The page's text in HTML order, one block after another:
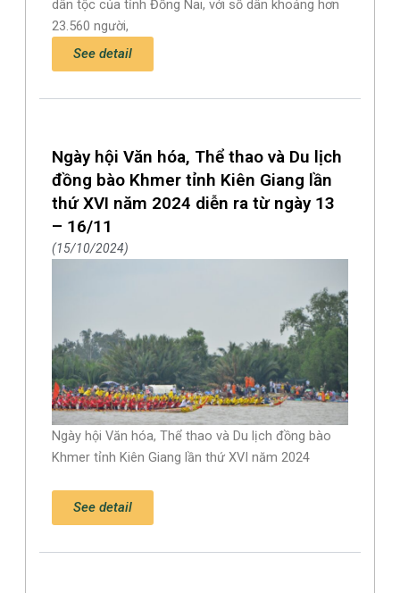
dân tộc của tỉnh Đồng Nai, với số dân khoảng hơn
23.560 người,
See detail
Ngày hội Văn hóa, Thể thao và Du lịch
đồng bào Khmer tỉnh Kiên Giang lần
thứ XVI năm 2024 diễn ra từ ngày 13
– 16/11
15/10/2024
Ngày hội Văn hóa, Thể thao và Du lịch đồng bào
Khmer tỉnh Kiên Giang lần thứ XVI năm 2024
See detail